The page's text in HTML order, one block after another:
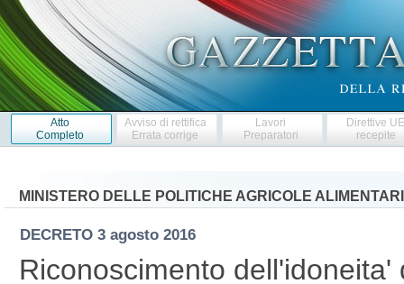
Atto
Completo
Avviso di rettifica
Errata corrige
Lavori
Preparatori
Direttive
recepite
MINISTERO DELLE POLITICHE AGRICOLE
DECRETO 3 agosto 2016
Riconoscimento